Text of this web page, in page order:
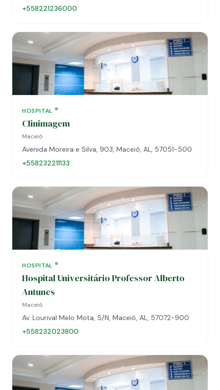
+558221236000
HOSPITAL
Clinimagem
Maceió
Avenida Moreira e Silva, 903, Maceió, AL, 57051-500
+558232211133
HOSPITAL
Hospital Universitário Professor Alberto
Antunes
Maceió
Av. Lourival Melo Mota, S/N, Maceió, AL, 57072-900
+558232023800